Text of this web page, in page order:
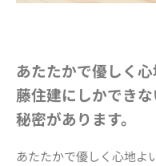
あたたかで優しく
藤住建にしかできな
秘密があります。
あたたかで優しく心地よ